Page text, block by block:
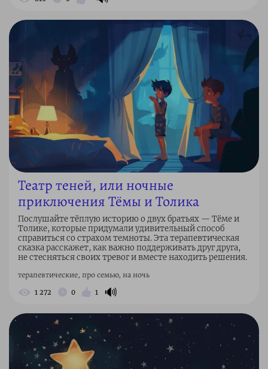
Театр теней, или ночные
приключения Тёмы и Толика
Послушайте тёплую историю о двух братьях — Тёме и
Толике, которые придумали удивительный способ
справиться со страхом темноты. Эта терапевтическая
сказка расскажет, как важно поддерживать друг друга,
не стесняться своих тревог и вместе находить решения.
терапевтические, про семью, на ночь
1 272 0 1 🔊